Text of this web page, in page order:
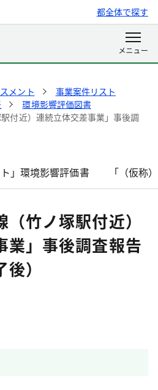
都全体で探す
メント
事業案件リスト
環境影響評価図書
駅付近）連続立体交差事業」事後調
」環境影響評価書 「（仮称
（竹ノ塚駅付近）
業」事後調査報告
）